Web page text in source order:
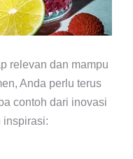
relevan dan mampu
Anda perlu terus
contoh dari inovasi
inspirasi: